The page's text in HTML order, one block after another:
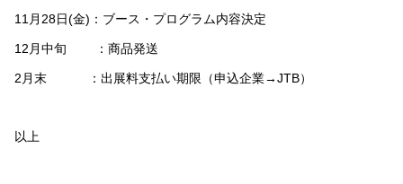
11月28日(金)：ブース・プログラム内容決定
12月中旬 ：商品発送
2月末 ：出展料支払い期限（申込企業→JTB）
以上